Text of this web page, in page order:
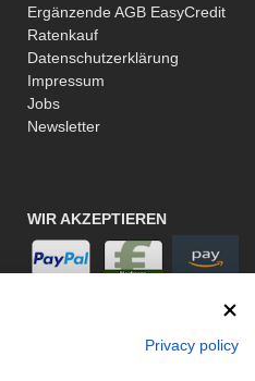
Ergänzende AGB EasyCredit
Ratenkauf
Datenschutzerklärung
Impressum
Jobs
Newsletter
WIR AKZEPTIEREN
Privacy policy